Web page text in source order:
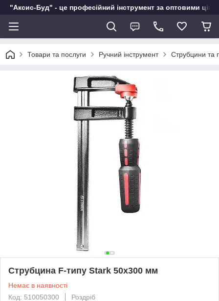
"Аксис-Буд" - це професійний інструмент за оптовими
Товари та послуги Ручний інструмент Струбцини та
Струбцина F-типу Stark 50x300 мм
Немає в наявності
Код: 510050300
Роздріб